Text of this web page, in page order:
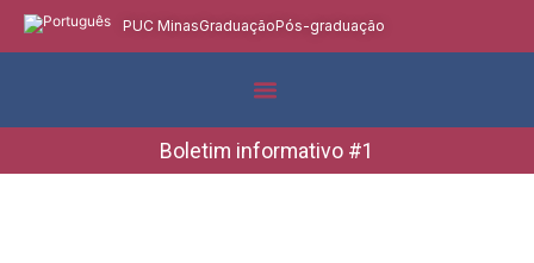
PUC MinasGraduaçãoPós-graduação
Boletim informativo #1